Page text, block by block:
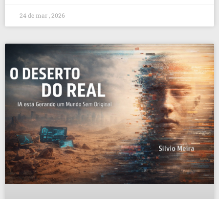
24 de mar , 2026